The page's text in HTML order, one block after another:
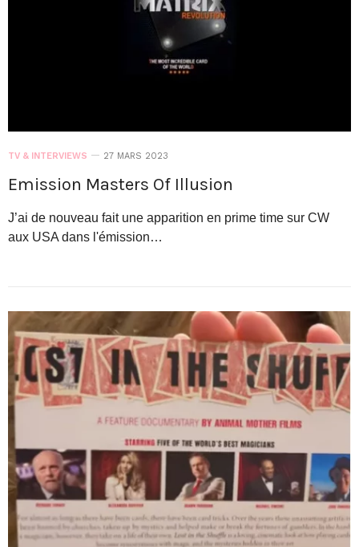
TV & INTERVIEWS 27 MARS 2023
Emission Masters Of Illusion
J’ai de nouveau fait une apparition en prime time sur CW
aux USA dans l'émission…